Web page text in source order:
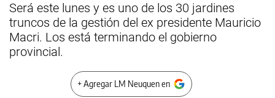
Será este lunes y es uno de los 30 jardines
truncos de la gestión del ex presidente Mauricio
Macri. Los está terminando el gobierno
provincial.
+ Agregar LM Neuquen en